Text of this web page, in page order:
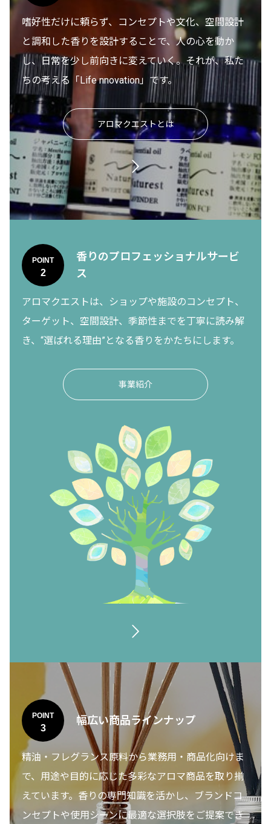
嗜好性だけに頼らず、コンセプトや文化、空間設計
と調和した香りを設計することで、人の心を動か
し、日常を少し前向きに変えていく。それが、私た
ちの考える「Life nnovation」です。
アロマクエストとは
POINT
2
香りのプロフェッショナルサービ
ス
アロマクエストは、ショップや施設のコンセプト、
ターゲット、空間設計、季節性までを丁寧に読み解
き、“選ばれる理由”となる香りをかたちにします。
事業紹介
POINT
3
幅広い商品ラインナップ
精油・フレグランス原料から業務用・商品化向けま
で、用途や目的に応じた多彩なアロマ商品を取り揃
えています。香りの専門知識を活かし、ブランドコ
ンセプトや使用シーンに最適な選択肢をご提案でき